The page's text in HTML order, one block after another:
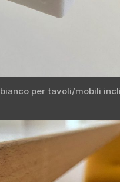
per tavoli/mobili